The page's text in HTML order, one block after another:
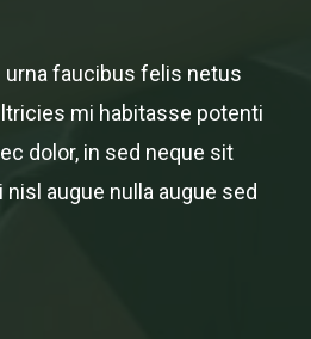
urna faucibus felis netus
mi habitasse potenti
dolor, in sed neque sit
augue nulla augue sed